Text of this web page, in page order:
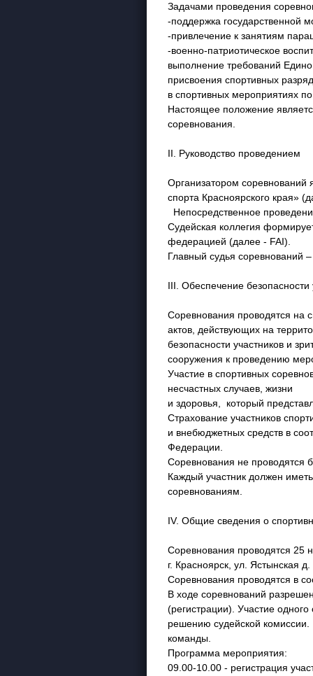
Задачами проведения
-поддержка государственной
-привлечение к занятиям
-военно-патриотическое
выполнение требований
присвоения спортивных
в спортивных мероприятиях
Настоящее положение
соревнования.
II. Руководство проведением
Организатором соревнований
спорта Красноярского края»
Непосредственное
Судейская коллегия
федерацией (далее - FAI).
Главный судья
III. Обеспечение безопасности
Соревнования проводятся на
актов, действующих на
безопасности участников и
сооружения к проведению
Участие в спортивных
несчастных случаев, жизни
и здоровья, который
Страхование участников
и внебюджетных средств в
Федерации.
Соревнования не проводятся
Каждый участник должен
соревнованиям.
IV. Общие сведения о
Соревнования проводятся 25
г. Красноярск, ул. Ястынская
Соревнования проводятся в
В ходе соревнований
(регистрации). Участие
решению судейской комиссии.
команды.
Программа мероприятия:
09.00-10.00 - регистрация